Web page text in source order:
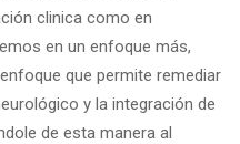
clinica como en
en un enfoque más,
que permite remediar
y la integración de
de esta manera al